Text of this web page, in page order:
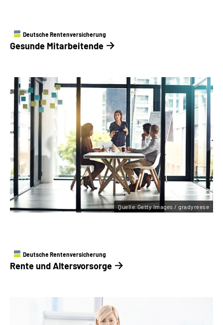
Deutsche Rentenversicherung
Gesunde ­Mitarbeitende
Quelle:Getty Images / gradyreese
Deutsche Rentenversicherung
Rente und ­Altersvorsorge